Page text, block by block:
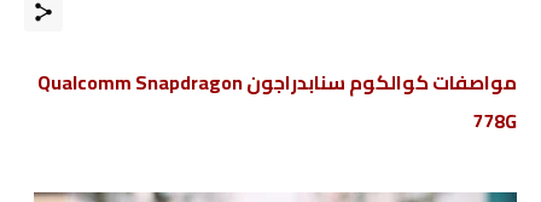
مواصفات كوالكوم سنابدراجون Qualcomm Snapdragon
778G